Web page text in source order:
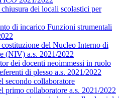
dei locali scolastici per
di incarico Funzioni strumentali
del Nucleo Interno di
(NIV) a.s. 2021/2022
dei docenti neoimmessi in ruolo
di plesso a.s. 2021/2022
secondo collaboratore
primo collaboratore a.s. 2021/2022